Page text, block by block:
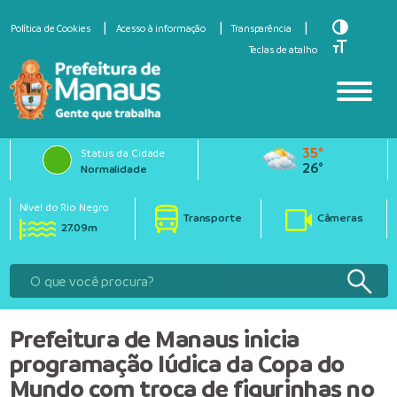
Política de Cookies Acesso à informação
Transparência
Teclas de atalho
Toggle
Toggle
Status da Cidade
Normalidade
35°
26°
Nível do Rio Negro
27.09m
Transporte Câmeras
Prefeitura de Manaus inicia
programação lúdica da Copa do
Mundo com troca de figurinhas no